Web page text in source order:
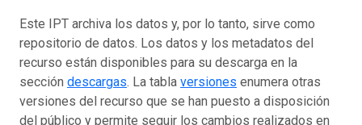
Este IPT archiva los datos y, por lo tanto, sirve como
repositorio de datos. Los datos y los metadatos del
recurso están disponibles para su descarga en la
sección descargas. La tabla versiones enumera otras
versiones del recurso que se han puesto a disposición
del público y permite seguir los cambios realizados en